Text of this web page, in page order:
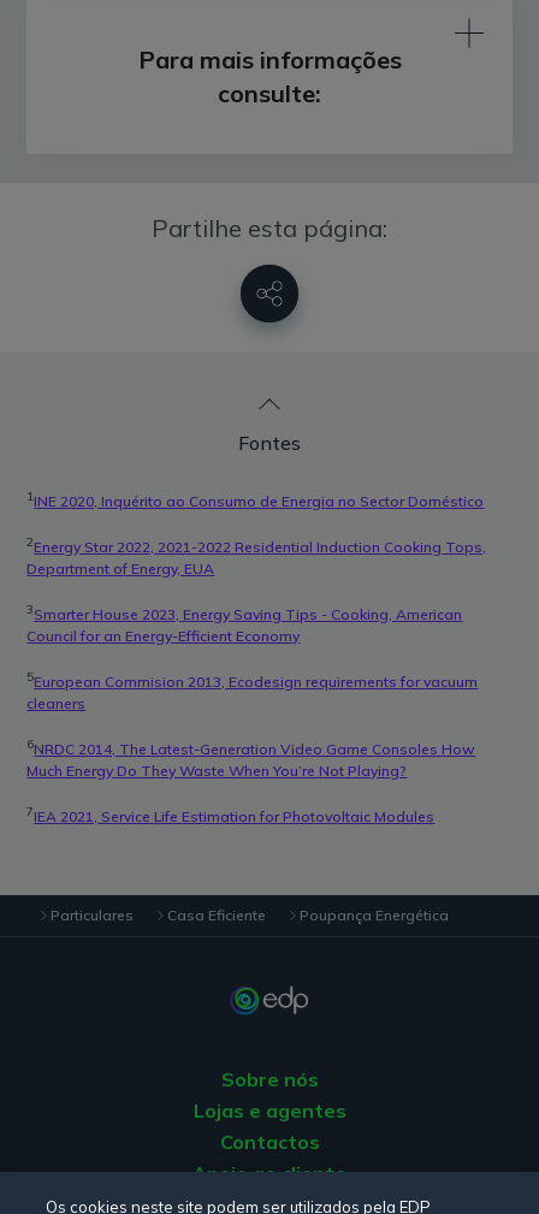
Para mais informações
consulte:
Partilhe esta página:
Fontes
1INE 2020, Inquérito ao Consumo de Energia no Sector Doméstico
2Energy Star 2022, 2021-2022 Residential Induction Cooking Tops,
Department of Energy, EUA
3Smarter House 2023, Energy Saving Tips - Cooking, American
Council for an Energy-Efficient Economy
5European Commision 2013, Ecodesign requirements for vacuum
cleaners
6NRDC 2014, The Latest-Generation Video Game Consoles How
Much Energy Do They Waste When You’re Not Playing?
7IEA 2021, Service Life Estimation for Photovoltaic Modules
Particulares Casa Eficiente Poupança Energética
Sobre nós
Lojas e agentes
Contactos
Apoio ao cliente
Origem da energia
Os cookies neste site podem ser utilizados pela EDP